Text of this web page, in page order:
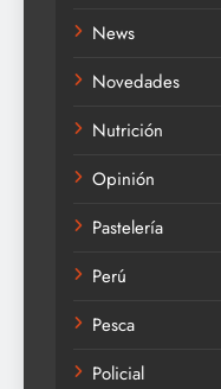
News
Novedades
Nutrición
Opinión
Pastelería
Perú
Pesca
Policial